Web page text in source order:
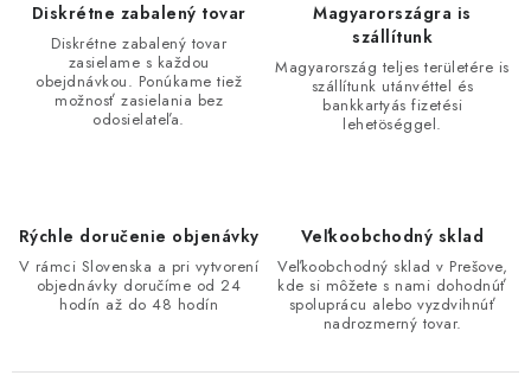
Diskrétne zabalený tovar
Diskrétne zabalený tovar
zasielame s každou
obejdnávkou. Ponúkame tiež
možnosť zasielania bez
odosielateľa.
Magyarországra is
szállítunk
Magyarország teljes területére is
szállítunk utánvéttel és
bankkartyás fizetési
lehetöséggel.
Rýchle doručenie objenávky
V rámci Slovenska a pri vytvorení
objednávky doručíme od 24
hodín až do 48 hodín
Veľkoobchodný sklad
Veľkoobchodný sklad v Prešove,
kde si môžete s nami dohodnúť
spoluprácu alebo vyzdvihnúť
nadrozmerný tovar.